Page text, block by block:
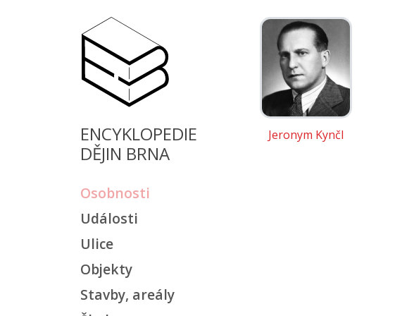
ENCYKLOPEDIE
DĚJIN BRNA
Osobnosti
Události
Ulice
Objekty
Stavby, areály
Jeronym Kynčl